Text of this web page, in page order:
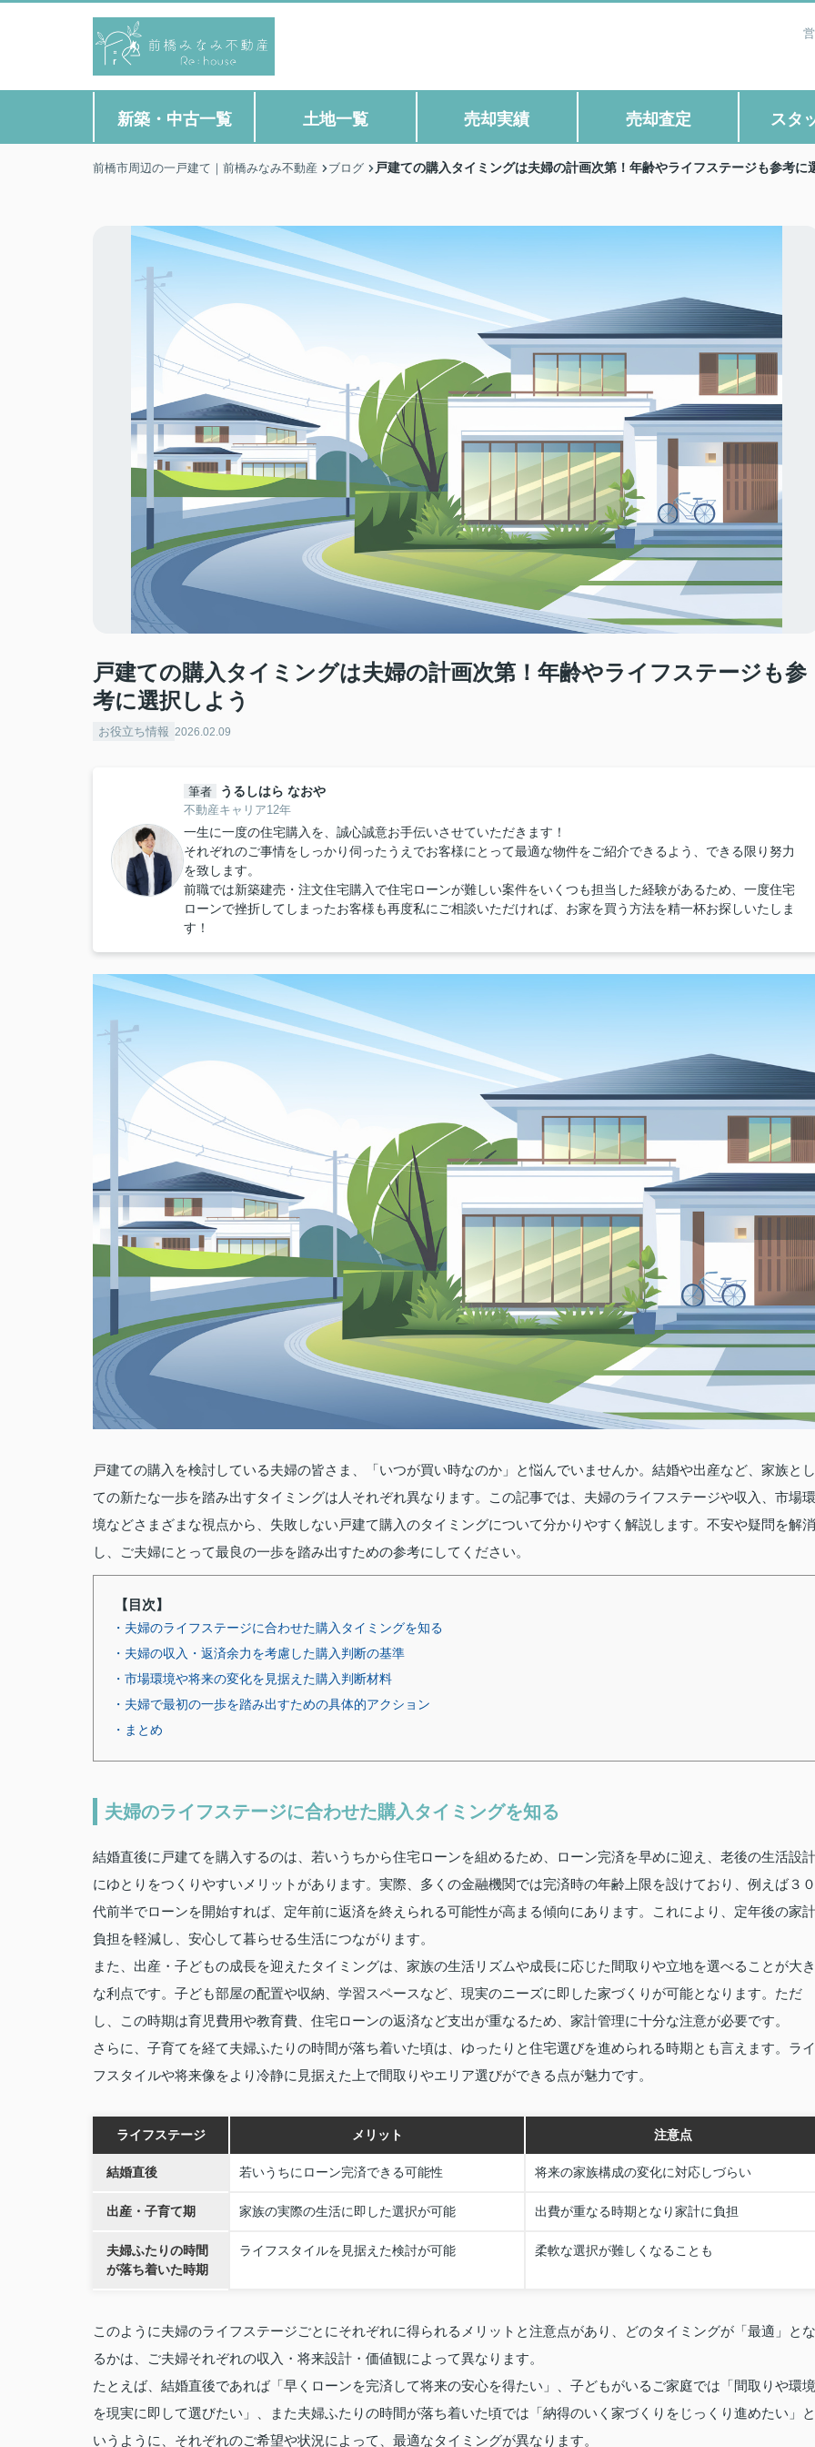
新築・中古一覧 土地一覧 売却実績 売却査定 スタ
前橋市周辺の一戸建て｜前橋みなみ不動産 ブログ 戸建ての購入タイミングは夫婦の計画次第！年齢やライフステージも参考に
戸建ての購入タイミングは夫婦の計画次第！年齢やライフステージも参
考に選択しよう
お役立ち情報 2026.02.09
筆者 うるしはら なおや
不動産キャリア12年
一生に一度の住宅購入を、誠心誠意お手伝いさせていただきます！
それぞれのご事情をしっかり伺ったうえでお客様にとって最適な物件をご紹介できるよう、できる限り努力
を致します。
前職では新築建売・注文住宅購入で住宅ローンが難しい案件をいくつも担当した経験があるため、一度住宅
ローンで挫折してしまったお客様も再度私にご相談いただければ、お家を買う方法を精一杯お探しいたしま
す！
戸建ての購入を検討している夫婦の皆さま、「いつが買い時なのか」と悩んでいませんか。結婚や出産など、家族とし
ての新たな一歩を踏み出すタイミングは人それぞれ異なります。この記事では、夫婦のライフステージや収入、市場環
境などさまざまな視点から、失敗しない戸建て購入のタイミングについて分かりやすく解説します。不安や疑問を解消
し、ご夫婦にとって最良の一歩を踏み出すための参考にしてください。
【目次】
・夫婦のライフステージに合わせた購入タイミングを知る
・夫婦の収入・返済余力を考慮した購入判断の基準
・市場環境や将来の変化を見据えた購入判断材料
・夫婦で最初の一歩を踏み出すための具体的アクション
・まとめ
夫婦のライフステージに合わせた購入タイミングを知る
結婚直後に戸建てを購入するのは、若いうちから住宅ローンを組めるため、ローン完済を早めに迎え、老後の生活設計
にゆとりをつくりやすいメリットがあります。実際、多くの金融機関では完済時の年齢上限を設けており、例えば３０
代前半でローンを開始すれば、定年前に返済を終えられる可能性が高まる傾向にあります。これにより、定年後の家計
負担を軽減し、安心して暮らせる生活につながります。
また、出産・子どもの成長を迎えたタイミングは、家族の生活リズムや成長に応じた間取りや立地を選べることが大き
な利点です。子ども部屋の配置や収納、学習スペースなど、現実のニーズに即した家づくりが可能となります。ただ
し、この時期は育児費用や教育費、住宅ローンの返済など支出が重なるため、家計管理に十分な注意が必要です。
さらに、子育てを経て夫婦ふたりの時間が落ち着いた頃は、ゆったりと住宅選びを進められる時期とも言えます。ライ
フスタイルや将来像をより冷静に見据えた上で間取りやエリア選びができる点が魅力です。
ライフステージ メリット 注意点
結婚直後 若いうちにローン完済できる可能性 将来の家族構成の変化に対応しづらい
出産・子育て期 家族の実際の生活に即した選択が可能 出費が重なる時期となり家計に負担
夫婦ふたりの時間
が落ち着いた時期
ライフスタイルを見据えた検討が可能 柔軟な選択が難しくなることも
このように夫婦のライフステージごとにそれぞれに得られるメリットと注意点があり、どのタイミングが「最適」とな
るかは、ご夫婦それぞれの収入・将来設計・価値観によって異なります。
たとえば、結婚直後であれば「早くローンを完済して将来の安心を得たい」、子どもがいるご家庭では「間取りや環境
を現実に即して選びたい」、また夫婦ふたりの時間が落ち着いた頃では「納得のいく家づくりをじっくり進めたい」と
いうように、それぞれのご希望や状況によって、最適なタイミングが異なります。